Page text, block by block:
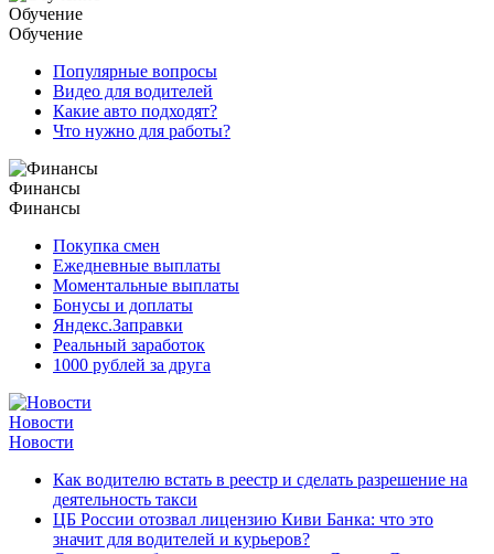
Обучение
Обучение
Популярные вопросы
Видео для водителей
Какие авто подходят?
Что нужно для работы?
Финансы
Финансы
Покупка смен
Ежедневные выплаты
Моментальные выплаты
Бонусы и доплаты
Яндекс.Заправки
Реальный заработок
1000 рублей за друга
Новости
Новости
Как водителю встать в реестр и сделать разрешение на
деятельность такси
ЦБ России отозвал лицензию Киви Банка: что это
значит для водителей и курьеров?